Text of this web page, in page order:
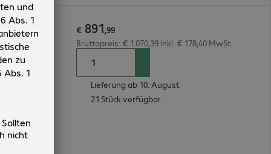
AI PC € 891,99
Bruttopreis: € 1.070,39 inkl. € 178,40 MwSt.
Lieferung ab 10. August.
21 Stück verfügbar